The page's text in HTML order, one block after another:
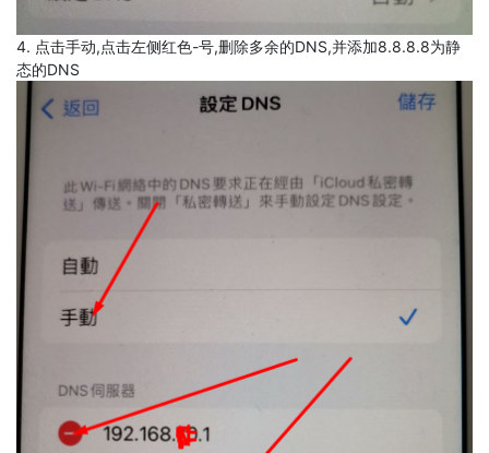
4. 点击手动,点击左侧红色-号,删除多余的DNS,并添加8.8.8.8为静
态的DNS